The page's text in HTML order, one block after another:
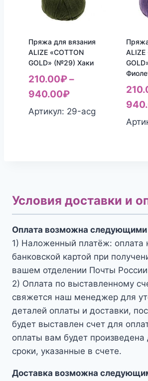
Пряжа для вязания
ALIZE «COTTON
GOLD» (№29) Хаки
210.00₽–
940.00₽
Артикул: 29-acg
ALIZE
Условия доставки и
Оплата возможна следующими
1) Наложенный платёж: оплата
банковской картой при
вашем отделении Почты России
2) Оплата по выставленному
свяжется наш менеджер для
деталей оплаты и доставки,
будет выставлен счет для
оплаты вам будет произведена
сроки, указанные в счете.
Доставка возможна